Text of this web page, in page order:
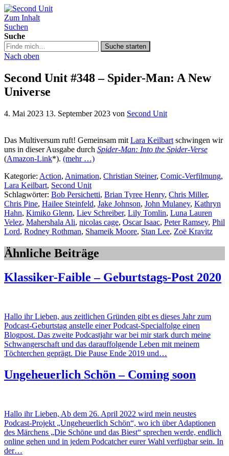
Second Unit
Zum Inhalt
Suchen
Suche
Suche
in
podcast.de/
Suche starten
Nach oben
Second Unit #348 – Spider-Man: A New
Universe
4. Mai 2023 13. September 2023 von Second Unit
Das Multiversum ruft! Gemeinsam mit Lara Keilbart schwingen wir
uns in dieser Ausgabe durch Spider-Man: Into the Spider-Verse
(Amazon-Link*). (mehr …)
Kategorie: Action, Animation, Christian Steiner, Comic-Verfilmung,
Lara Keilbart, Second Unit
Schlagwörter: Bob Persichetti, Brian Tyree Henry, Chris Miller,
Chris Pine, Hailee Steinfeld, Jake Johnson, John Mulaney, Kathryn
Hahn, Kimiko Glenn, Liev Schreiber, Lily Tomlin, Luna Lauren
Velez, Mahershala Ali, nicolas cage, Oscar Isaac, Peter Ramsey, Phil
Lord, Rodney Rothman, Shameik Moore, Stan Lee, Zoë Kravitz
Ähnliche Beiträge
Klassiker-Faible – Geburtstags-Post 2020
Hallo ihr Lieben, aus zeitlichen Gründen gibt es dieses Jahr zum
Podcast-Geburtstag anstelle einer Podcast-Specialfolge einen
Blogpost. Das zweite Podcastjahr war bei mir stark durch meine
Schwangerschaft und das darauffolgende Leben mit meinem
Töchterchen geprägt. Die Pause Ende 2019 und…
Ungeheuerlich Schön – Coming soon
Hallo ihr Lieben, Ab dem 26. April 2022 wird mein neustes
Podcast-Projekt „Ungeheuerlich Schön“, wo ich über Adaptionen
des Märchens „Die Schöne und das Biest“ sprechen werde, endlich
online gehen und in jedem Podcatcher eurer Wahl verfügbar sein. In
der…